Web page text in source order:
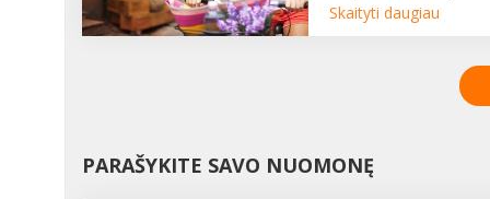
nuolat pavargusi....
sutrikimai. Kartais gali
menstruacijos sutrinka.
Kiekviena moteris bent
didelio pavojaus, tačiau
Skaityti daugiau
PARAŠYKITE SAVO NUOMONĘ